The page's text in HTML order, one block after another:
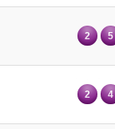
2 5
2 4